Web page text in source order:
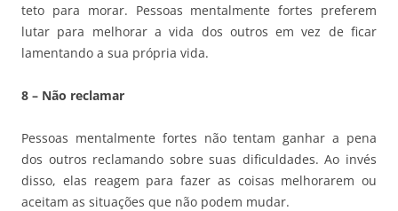
teto para morar. Pessoas mentalmente fortes preferem
lutar para melhorar a vida dos outros em vez de ficar
lamentando a sua própria vida.
8 – Não reclamar
Pessoas mentalmente fortes não tentam ganhar a pena
dos outros reclamando sobre suas dificuldades. Ao invés
disso, elas reagem para fazer as coisas melhorarem ou
aceitam as situações que não podem mudar.